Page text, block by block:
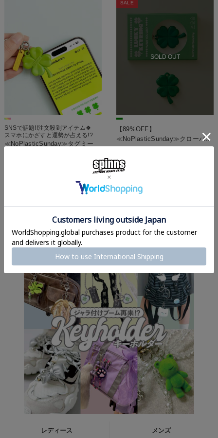
SNSで話題!!注文殺到アイテム🍀
スマホにかざすと運勢が占える!?
≪NoPlasticSunday≫タグミー
SOLD OUT
SALE
【89%OFF】
≪NoPlasticSunday≫クローバー
キーホルダー
¥110
再入荷
－－－－－－－－－－－－－
レディース メンズ